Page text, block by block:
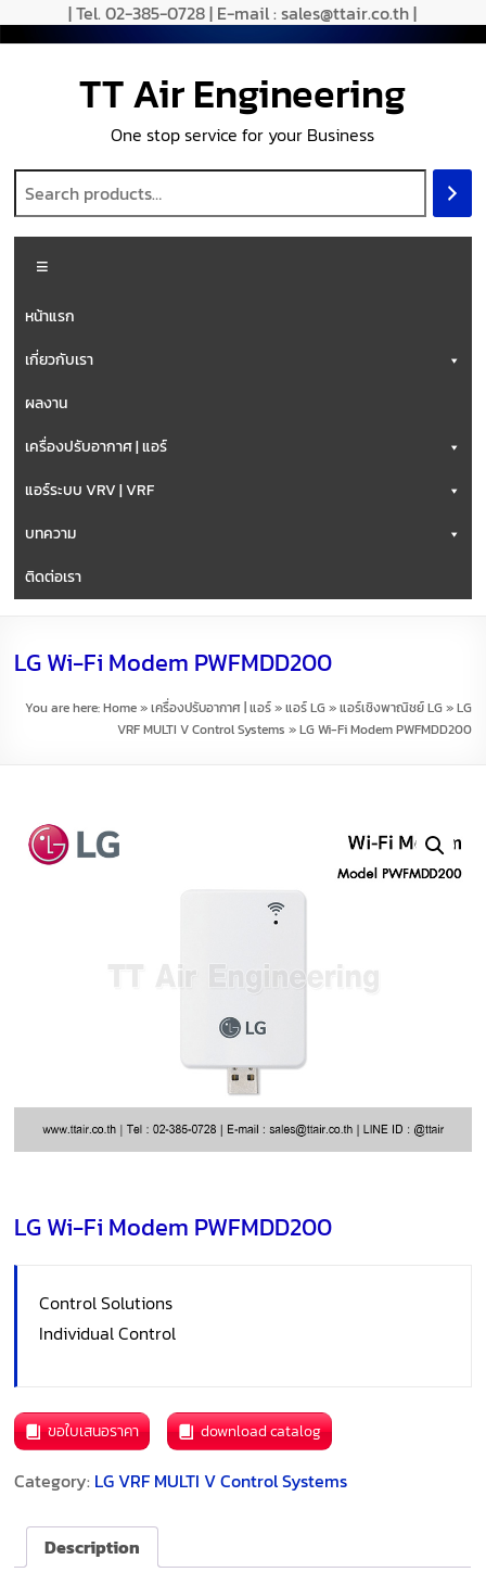
| Tel. 02-385-0728 | E-mail : sales@ttair.co.th |
TT Air Engineering
One stop service for your Business
หน้าแรก
เกี่ยวกับเรา
ผลงาน
เครื่องปรับอากาศ | แอร์
แอร์ระบบ VRV | VRF
บทความ
ติดต่อเรา
LG Wi-Fi Modem PWFMDD200
You are here:Home»เครื่องปรับอากาศ | แอร์»แอร์ LG»แอร์เชิงพาณิชย์ LG»LG
VRF MULTI V Control Systems »LG Wi-Fi Modem PWFMDD200
LG Wi-Fi Modem PWFMDD200
Control Solutions
Individual Control
ขอใบเสนอราคา download catalog
Category: LG VRF MULTI V Control Systems
Description